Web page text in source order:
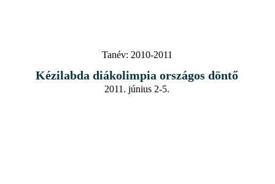
Tanév: 2010-2011
Kézilabda diákolimpia országos döntő
2011. június 2-5.